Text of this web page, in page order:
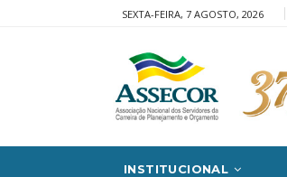
SEXTA-FEIRA, 7 AGOSTO, 2026
INSTITUCIONAL